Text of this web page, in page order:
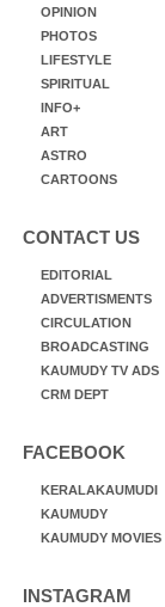
OPINION
PHOTOS
LIFESTYLE
SPIRITUAL
INFO+
ART
ASTRO
CARTOONS
CONTACT US
EDITORIAL
ADVERTISMENTS
CIRCULATION
BROADCASTING
KAUMUDY TV ADS
CRM DEPT
FACEBOOK
KERALAKAUMUDI
KAUMUDY
KAUMUDY MOVIES
INSTAGRAM